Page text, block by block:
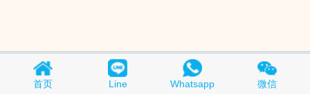
Copyright © 2018-2026 All Rights Reserved.
京ICP备
首页 Line Whatsapp 微信